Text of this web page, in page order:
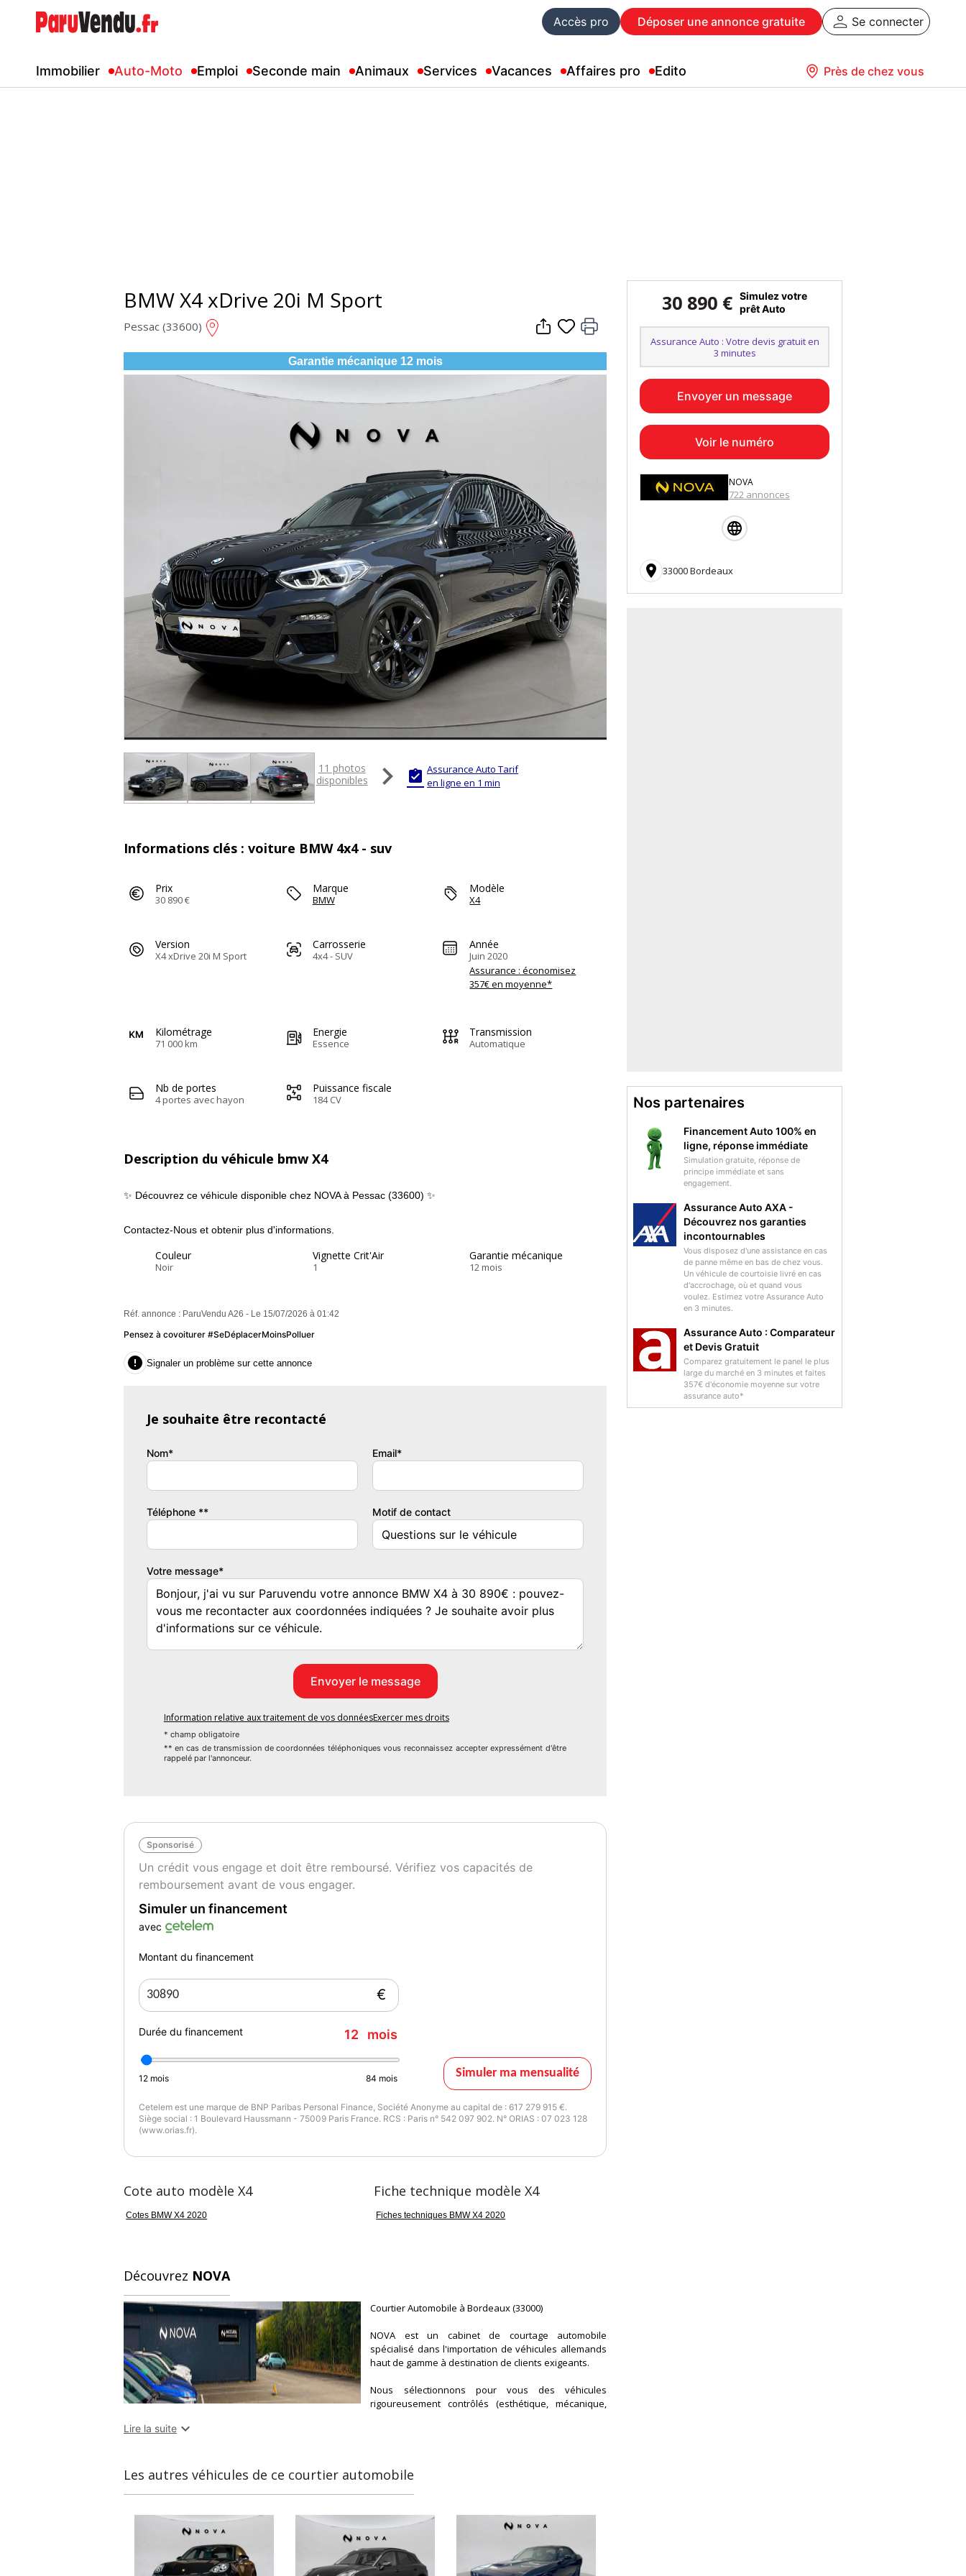
Accès pro Déposer une annonce gratuite Se connecter
Immobilier Auto-Moto Emploi Seconde main Animaux Services Vacances Affaires pro Edito Près de chez vous
BMW X4 xDrive 20i M Sport
Pessac (33600)
Garantie mécanique 12 mois
11 photos
disponibles
  Assurance Auto Tarif
en ligne en 1 min
Informations clés : voiture BMW 4x4 - suv
Prix
30 890 €
Marque
BMW
Modèle
X4
Version
X4 xDrive 20i M Sport
Carrosserie
4x4 - SUV
Année
Juin 2020
Assurance : économisez
357€ en moyenne*
Kilométrage
71 000 km
Energie
Essence
Transmission
Automatique
Nb de portes
4 portes avec hayon
Puissance fiscale
184 CV
Description du véhicule bmw X4
✨ Découvrez ce véhicule disponible chez NOVA à Pessac (33600) ✨
Contactez-Nous et obtenir plus d'informations.
Couleur
Noir
Vignette Crit'Air
1
Garantie mécanique
12 mois
Réf. annonce : ParuVendu A26 - Le 15/07/2026 à 01:42
Pensez à covoiturer #SeDéplacerMoinsPolluer
 Signaler un problème sur cette annonce
Je souhaite être recontacté
Nom* Email*
Téléphone ** Motif de contact
Votre message*
Information relative aux traitement de vos donnéesExercer mes droits
* champ obligatoire
** en cas de transmission de coordonnées téléphoniques vous reconnaissez accepter expressément d'être
rappelé par l'annonceur.
Sponsorisé
Un crédit vous engage et doit être remboursé. Vérifiez vos capacités de
remboursement avant de vous engager.
Simuler un financement
avec
Montant du financement
€
Durée du financement 12 mois
12 mois 84 mois Simuler ma mensualité
Cetelem est une marque de BNP Paribas Personal Finance, Société Anonyme au capital de : 617 279 915 €.
Siège social : 1 Boulevard Haussmann - 75009 Paris France. RCS : Paris n° 542 097 902. N° ORIAS : 07 023 128
(www.orias.fr).
Cote auto modèle X4
Cotes BMW X4 2020
Fiche technique modèle X4
Fiches techniques BMW X4 2020
Découvrez NOVA
Courtier Automobile à Bordeaux (33000)
NOVA est un cabinet de courtage automobile
spécialisé dans l'importation de véhicules allemands
haut de gamme à destination de clients exigeants.
Nous sélectionnons pour vous des véhicules
rigoureusement contrôlés (esthétique, mécanique,
Lire la suite 
Les autres véhicules de ce courtier automobile
30 890 € Simulez votre
prêt Auto
Assurance Auto : Votre devis gratuit en
3 minutes
Envoyer un message
Voir le numéro
NOVA
722 annonces
 33000 Bordeaux
Nos partenaires
Financement Auto 100% en
ligne, réponse immédiate
Simulation gratuite, réponse de
principe immédiate et sans
engagement.
Assurance Auto AXA -
Découvrez nos garanties
incontournables
Vous disposez d'une assistance en cas
de panne même en bas de chez vous.
Un véhicule de courtoisie livré en cas
d'accrochage, où et quand vous
voulez. Estimez votre Assurance Auto
en 3 minutes.
Assurance Auto : Comparateur
et Devis Gratuit
Comparez gratuitement le panel le plus
large du marché en 3 minutes et faites
357€ d'économie moyenne sur votre
assurance auto*